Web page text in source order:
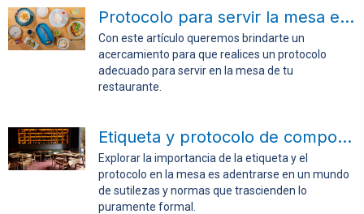
Protocolo para servir la mesa en tu restaurante
Con este artículo queremos brindarte un
acercamiento para que realices un protocolo
adecuado para servir en la mesa de tu
restaurante.
Etiqueta y protocolo de comportamientos en la mesa
Explorar la importancia de la etiqueta y el
protocolo en la mesa es adentrarse en un mundo
de sutilezas y normas que trascienden lo
puramente formal.